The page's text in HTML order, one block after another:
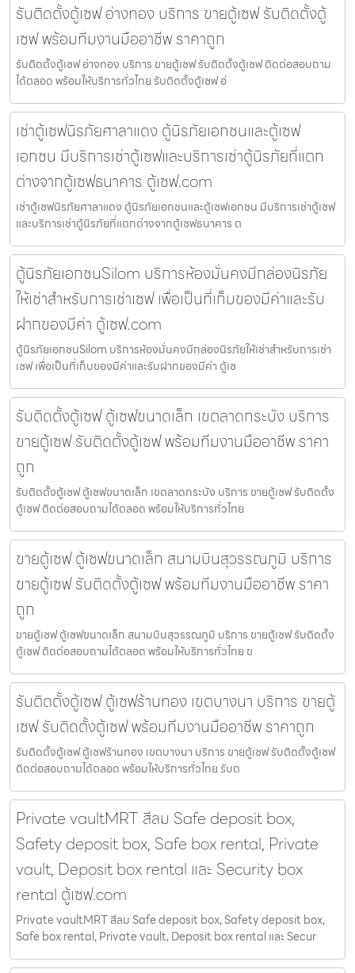
รับติดตั้งตู้เซฟ อ่างทอง บริการ ขายตู้เซฟ รับติดตั้งตู้
เซฟ พร้อมทีมงานมืออาชีพ ราคาถูก
รับติดตั้งตู้เซฟ อ่างทอง บริการ ขายตู้เซฟ รับติดตั้งตู้เซฟ ติดต่อสอบถาม
ได้ตลอด พร้อมให้บริการทั่วไทย รับติดตั้งตู้เซฟ อ่
เช่าตู้เซฟนิรภัยศาลาแดง ตู้นิรภัยเอกชนและตู้เซฟ
เอกชน มีบริการเช่าตู้เซฟและบริการเช่าตู้นิรภัยที่แตก
ต่างจากตู้เซฟธนาคาร ตู้เซฟ.com
เช่าตู้เซฟนิรภัยศาลาแดง ตู้นิรภัยเอกชนและตู้เซฟเอกชน มีบริการเช่าตู้เซฟ
และบริการเช่าตู้นิรภัยที่แตกต่างจากตู้เซฟธนาคาร ต
ตู้นิรภัยเอกชนSilom บริการห้องมั่นคงมีกล่องนิรภัย
ให้เช่าสำหรับการเช่าเซฟ เพื่อเป็นที่เก็บของมีค่าและรับ
ฝากของมีค่า ตู้เซฟ.com
ตู้นิรภัยเอกชนSilom บริการห้องมั่นคงมีกล่องนิรภัยให้เช่าสำหรับการเช่า
เซฟ เพื่อเป็นที่เก็บของมีค่าและรับฝากของมีค่า ตู้เซ
รับติดตั้งตู้เซฟ ตู้เซฟขนาดเล็ก เขตลาดกระบัง บริการ
ขายตู้เซฟ รับติดตั้งตู้เซฟ พร้อมทีมงานมืออาชีพ ราคา
ถูก
รับติดตั้งตู้เซฟ ตู้เซฟขนาดเล็ก เขตลาดกระบัง บริการ ขายตู้เซฟ รับติดตั้ง
ตู้เซฟ ติดต่อสอบถามได้ตลอด พร้อมให้บริการทั่วไทย
ขายตู้เซฟ ตู้เซฟขนาดเล็ก สนามบินสุวรรณภูมิ บริการ
ขายตู้เซฟ รับติดตั้งตู้เซฟ พร้อมทีมงานมืออาชีพ ราคา
ถูก
ขายตู้เซฟ ตู้เซฟขนาดเล็ก สนามบินสุวรรณภูมิ บริการ ขายตู้เซฟ รับติดตั้ง
ตู้เซฟ ติดต่อสอบถามได้ตลอด พร้อมให้บริการทั่วไทย ข
รับติดตั้งตู้เซฟ ตู้เซฟร้านทอง เขตบางนา บริการ ขายตู้
เซฟ รับติดตั้งตู้เซฟ พร้อมทีมงานมืออาชีพ ราคาถูก
รับติดตั้งตู้เซฟ ตู้เซฟร้านทอง เขตบางนา บริการ ขายตู้เซฟ รับติดตั้งตู้เซฟ
ติดต่อสอบถามได้ตลอด พร้อมให้บริการทั่วไทย รับต
Private vaultMRT สีลม Safe deposit box,
Safety deposit box, Safe box rental, Private
vault, Deposit box rental และ Security box
rental ตู้เซฟ.com
Private vaultMRT สีลม Safe deposit box, Safety deposit box,
Safe box rental, Private vault, Deposit box rental และ Secur